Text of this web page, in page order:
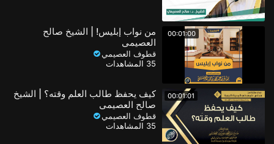
00:01:00
من نواب إبليس! | الشيخ صالح
العصيمي
قطوف العصيمي
35 المشاهدات
00:01:01
كيف يحفظ طالب العلم وقته؟ | الشيخ
صالح العصيمي
قطوف العصيمي
35 المشاهدات